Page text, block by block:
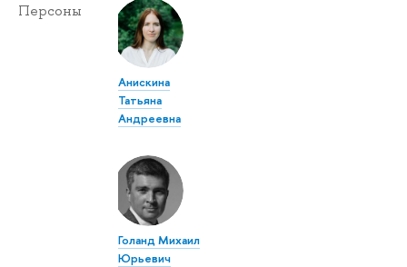
Персоны
Анискина
Татьяна
Андреевна
Голанд Михаил
Юрьевич